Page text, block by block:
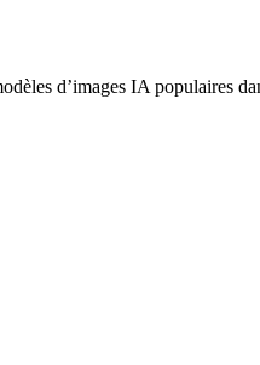
d’images IA populaires